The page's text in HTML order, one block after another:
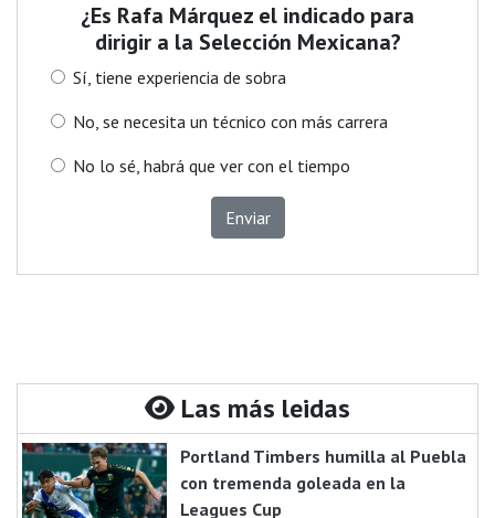
¿Es Rafa Márquez el indicado para
dirigir a la Selección Mexicana?
Sí, tiene experiencia de sobra
No, se necesita un técnico con más carrera
No lo sé, habrá que ver con el tiempo
Enviar
Las más leidas
Portland Timbers humilla al Puebla
con tremenda goleada en la
Leagues Cup